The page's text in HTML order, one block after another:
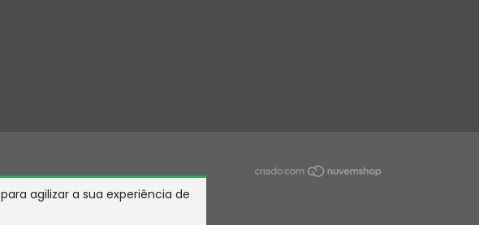
para agilizar a sua experiência de